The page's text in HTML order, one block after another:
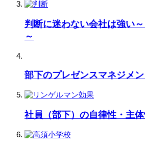
判断に迷わない会社は強い
～
部下のプレゼンスマネジメ
社員（部下）の自律性・主